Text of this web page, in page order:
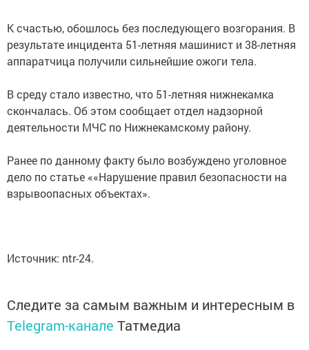
К счастью, обошлось без последующего возгорания. В
результате инцидента 51-летняя машинист и 38-летняя
аппаратчица получили сильнейшие ожоги тела.
В среду стало известно, что 51-летняя нижнекамка
скончалась. Об этом сообщает отдел надзорной
деятельности МЧС по Нижнекамскому району.
Ранее по данному факту было возбуждено уголовное
дело по статье ««Нарушение правил безопасности на
взрывоопасных объектах».
Источник: ntr-24.
Следите за самым важным и интересным в
Telegram-канале Татмедиа